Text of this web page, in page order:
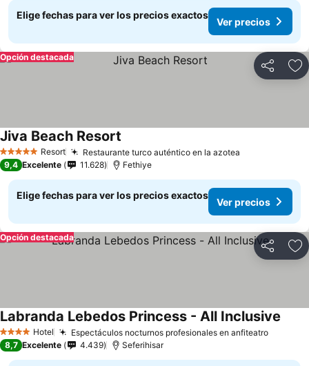
Elige fechas para ver los precios exactos
Ver precios
Compartir
Opción destacada
5 Estrellas Resort Restaurante turco auténtico en la azotea
Jiva Beach Resort
9,4 Excelente 11.628 Fethiye
Elige fechas para ver los precios exactos
Ver precios
Compartir
Opción destacada
4 EstrellasHotel Espectáculos nocturnos profesionales en anfiteatro
Labranda Lebedos Princess - All Inclusive
8,7 Excelente 4.439 Seferihisar